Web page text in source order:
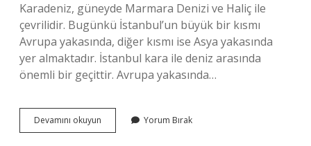
Karadeniz, güneyde Marmara Denizi ve Haliç ile
çevrilidir. Bugünkü İstanbul’un büyük bir kısmı
Avrupa yakasında, diğer kısmı ise Asya yakasında
yer almaktadır. İstanbul kara ile deniz arasında
önemli bir geçittir. Avrupa yakasında…
Devamını okuyun İStanbul
Bağcılar
Yorum Bırak